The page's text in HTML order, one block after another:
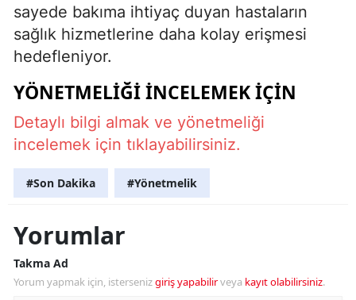
sayede bakıma ihtiyaç duyan hastaların
sağlık hizmetlerine daha kolay erişmesi
hedefleniyor.
YÖNETMELIĞI İNCELEMEK İÇIN
Detaylı bilgi almak ve yönetmeliği
incelemek için tıklayabilirsiniz.
#Son Dakika #Yönetmelik
Yorumlar
Takma Ad
Yorum yapmak için, istersenizgiriş yapabilirveya kayıt olabilirsiniz.